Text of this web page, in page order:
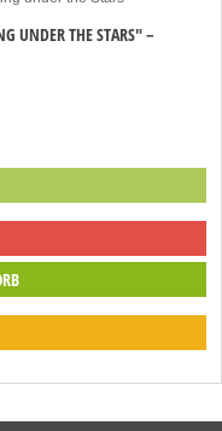
UNDER THE STARS" –